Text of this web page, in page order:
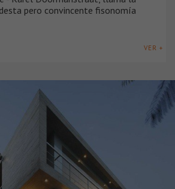
pero convincente fisonomía
VER +